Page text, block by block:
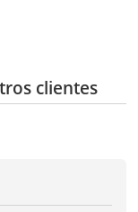
clientes